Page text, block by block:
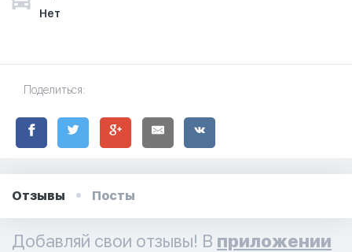
Нет
Поделиться:
Отзывы Посты
Добавляй свои отзывы! В приложении